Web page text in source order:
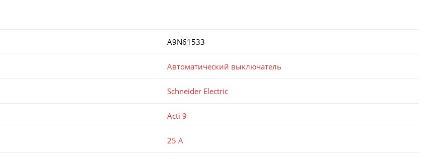
A9N61533
Автоматический выключатель
Schneider Electric
Acti 9
25 А